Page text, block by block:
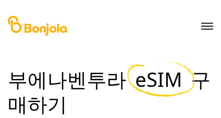
부에나벤투라 eSIM 구
매하기